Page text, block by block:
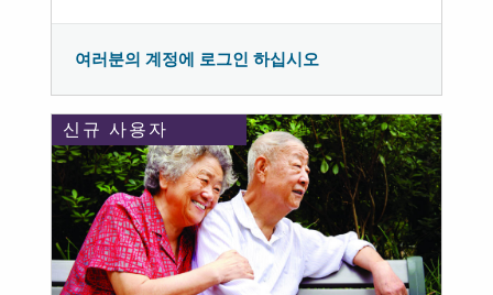
여러분의 계정에 로그인 하십시오
신규 사용자